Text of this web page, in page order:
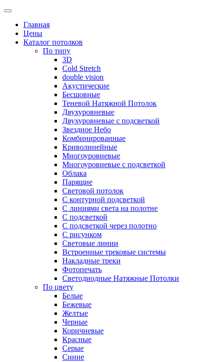
Skip
contentГлавная
Цены
Каталог потолков
По типу
3D
Cold Stretch
double vision
Акустические
Бесшовные
Теневой Натяжной Потолок
Двухуровневые
Двухуровневые с подсветкой
Звездное Небо
Комбинированные
Криволинейные
Многоуровневые
Многоуровневые с подсветкой
Облака
Парящие
Световой потолок
С контурной подсветкой
С линиями света на полотне
С подсветкой
С подсветкой через полотно
С рисунком
Световые линии
Встроенные трековые системы
Накладные треки
Фотопечать
Светодиодные Натяжные Потолки
По цвету
Белые
Бежевые
Желтые
Черные
Коричневые
Красные
Серые
Синие